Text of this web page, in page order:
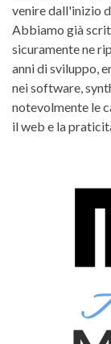
venire dall'inizio
Abbiamo già
sicuramente ne
anni di sviluppo,
nei software,
notevolmente le
il web e la